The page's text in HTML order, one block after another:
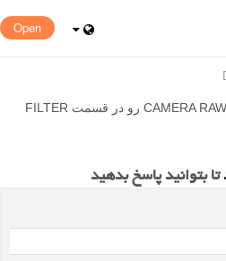
Open
سلام. میشه بگید چطوری میشه CAMERA RAW رو در قسمت FILTER
تا بتوانید پاسخ بدهید